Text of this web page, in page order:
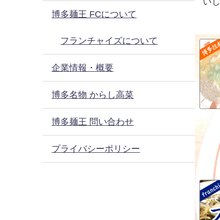
博多麺王 FCについて
フランチャイズについて
企業情報・概要
博多名物 からし高菜
博多麺王 問い合わせ
プライバシーポリシー